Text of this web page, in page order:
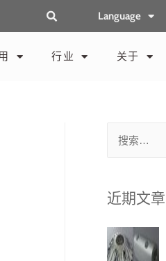
Language
行业 关于
近期文章